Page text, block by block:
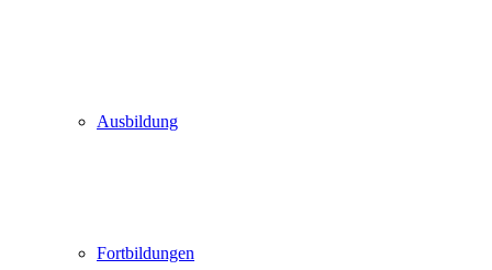
Ausbildung
Fortbildungen